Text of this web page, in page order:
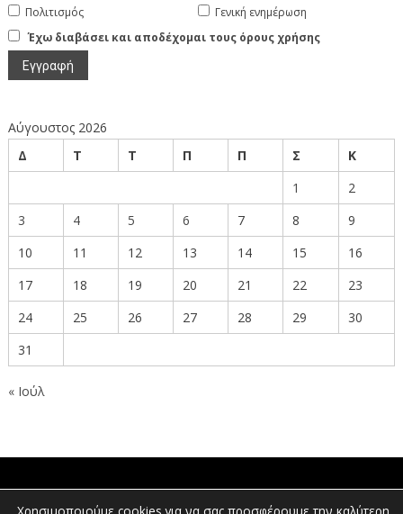
Πολιτισμός
Γενική ενημέρωση
Έχω διαβάσει και αποδέχομαι τους όρους χρήσης
Αύγουστος 2026
Δ
Τ Τ Π Π Σ
Κ
1
2
3
4 5 6 7 8
9
10
11 12 13 14 15
16
17
18 19 20 21 22
23
24
25 26 27 28 29
30
31
« Ιούλ
ΠΟΛΙΤΕΣ